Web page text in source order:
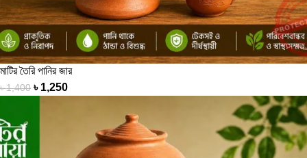
মাটির তৈরি পানির জার
৳1,400 ৳ 1,250